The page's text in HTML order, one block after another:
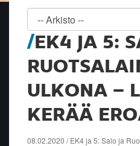
EK4 JA 5:
ULKONA –
KERÄÄ
08.02.2020 / EK4 ja 5: Salo ja